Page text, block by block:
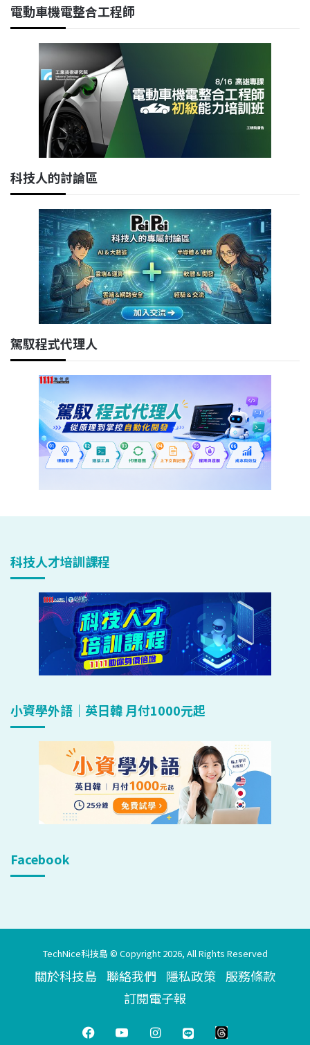
電動車機電整合工程師
科技人的討論區
駕馭程式代理人
科技人才培訓課程
小資學外語｜英日韓 月付1000元起
Facebook
TechNice科技島 © Copyright 2026, All Rights Reserved
關於科技島 聯絡我們 隱私政策 服務條款
訂閱電子報